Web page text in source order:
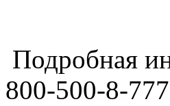
Подробная
800-500-8-